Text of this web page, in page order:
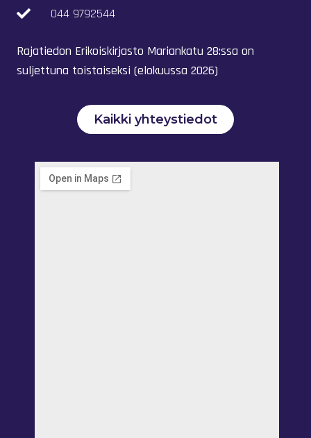
044 9792544
Rajatiedon Erikoiskirjasto Mariankatu 28:ssa on
suljettuna toistaiseksi (elokuussa 2026)
Kaikki yhteystiedot